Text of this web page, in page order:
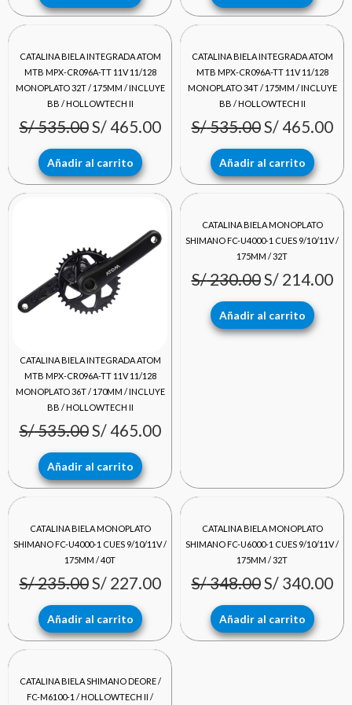
CATALINA BIELA INTEGRADA ATOM
MTB MPX-CR096A-TT 11V 11/128
MONOPLATO 32T / 175MM / INCLUYE
BB / HOLLOWTECH II
S/535.00
precio
original
era:
S/ 535.00.
S/465.00
El
precio
es:
S/ 465.00.
Añadir al carrito
CATALINA BIELA INTEGRADA ATOM
MTB MPX-CR096A-TT 11V 11/128
MONOPLATO 34T / 175MM / INCLUYE
BB / HOLLOWTECH II
S/535.00
precio
original
era:
S/ 535.00.
S/465.00
El
es:
Añadir al carrito
CATALINA BIELA INTEGRADA ATOM
MTB MPX-CR096A-TT 11V 11/128
MONOPLATO 36T / 170MM / INCLUYE
BB / HOLLOWTECH II
S/535.00
precio
original
era:
S/465.00
El
precio
S/ 465.00.
Añadir al carrito
CATALINA BIELA MONOPLATO
SHIMANO FC-U4000-1 CUES 9/10/11V /
175MM / 32T
S/230.00
precio
era:
S/ 230.00.
S/214.00
El
Añadir al carrito
CATALINA BIELA MONOPLATO
SHIMANO FC-U4000-1 CUES 9/10/11V /
175MM / 40T
S/235.00
precio
era:
S/ 235.00.
S/227.00
El
precio
S/ 227.00.
Añadir al carrito
CATALINA BIELA MONOPLATO
SHIMANO FC-U6000-1 CUES 9/10/11V /
175MM / 32T
S/348.00
precio
era:
S/ 348.00.
S/340.00
El
Añadir al carrito
CATALINA BIELA SHIMANO DEORE /
FC-M6100-1 / HOLLOWTECH II /
precio
El